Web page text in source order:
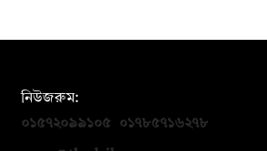
নিউজরুম:
০১৫৭২০৯৯১০৫
০১৭৮৫৭১৬২৭৮